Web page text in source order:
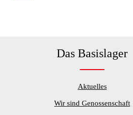
Das Basislager
Aktuelles
Wir sind Genossenschaft